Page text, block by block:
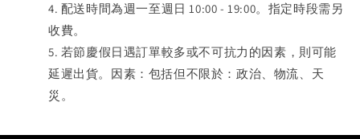
配送時間為週一至週日 10:00 - 19:00。指定時段需另
收費。
若節慶假日遇訂單較多或不可抗力的因素，則可能
延遲出貨。因素：包括但不限於：政治、物流、天
災。